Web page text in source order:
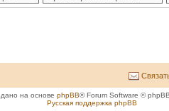
на основе phpBB® Forum Software ©
Русская поддержка phpBB